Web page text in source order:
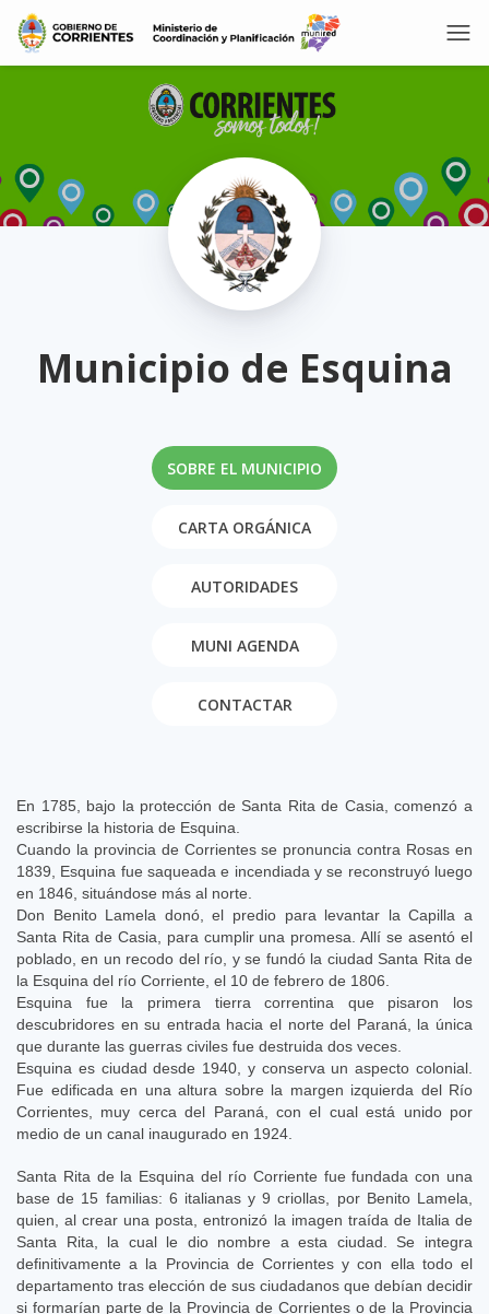
Municipio de Esquina
SOBRE EL MUNICIPIO
CARTA ORGÁNICA
AUTORIDADES
MUNI AGENDA
CONTACTAR
En 1785, bajo la protección de Santa Rita de Casia, comenzó a
escribirse la historia de Esquina.
Cuando la provincia de Corrientes se pronuncia contra Rosas en
1839, Esquina fue saqueada e incendiada y se reconstruyó luego
en 1846, situándose más al norte.
Don Benito Lamela donó, el predio para levantar la Capilla a
Santa Rita de Casia, para cumplir una promesa. Allí se asentó el
poblado, en un recodo del río, y se fundó la ciudad Santa Rita de
la Esquina del río Corriente, el 10 de febrero de 1806.
Esquina fue la primera tierra correntina que pisaron los
descubridores en su entrada hacia el norte del Paraná, la única
que durante las guerras civiles fue destruida dos veces.
Esquina es ciudad desde 1940, y conserva un aspecto colonial.
Fue edificada en una altura sobre la margen izquierda del Río
Corrientes, muy cerca del Paraná, con el cual está unido por
medio de un canal inaugurado en 1924.
Santa Rita de la Esquina del río Corriente fue fundada con una
base de 15 familias: 6 italianas y 9 criollas, por Benito Lamela,
quien, al crear una posta, entronizó la imagen traída de Italia de
Santa Rita, la cual le dio nombre a esta ciudad. Se integra
definitivamente a la Provincia de Corrientes y con ella todo el
departamento tras elección de sus ciudadanos que debían decidir
si formarían parte de la Provincia de Corrientes o de la Provincia